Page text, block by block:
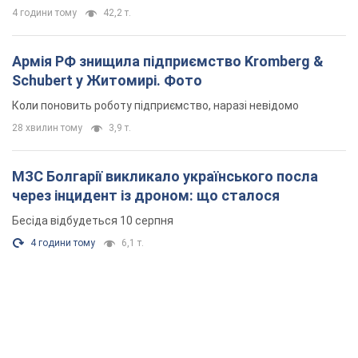
МЗС Болгарії викликало українського посла
через інцидент із дроном: що сталося
Бесіда відбудеться 10 серпня
4 години тому 6,1 т.